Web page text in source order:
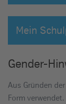
Mein
Gender-
Aus Gründen
Form